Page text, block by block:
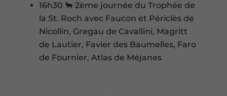
16h30 🐂 2ème journée du Trophée de
la St. Roch avec Faucon et Périclès de
Nicollin, Gregau de Cavallini, Magritt
de Lautier, Favier des Baumelles, Faro
de Fournier, Atlas de Méjanes